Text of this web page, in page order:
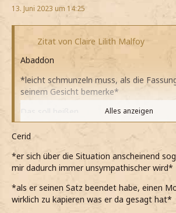
13. Juni 2023 um 14:25
Zitat von Claire Lilith Malfoy
Abaddon
*leicht schmunzeln muss, als die
seinem Gesicht bemerke*
*langsam beginne und meinen Blick ihm
…dass ich Laura geküsst habe.
*meinen Satz vervollständige*
*nach seinem Blick zu urteilen, er nicht
was da gerade gesagt habe*
Alles anzeigen
Cerid
*er sich über die Situation anscheinend
mir dadurch immer unsympathischer wird*
*als er seinen Satz beendet habe, einen
wirklich zu kapieren was er da gesagt hat*